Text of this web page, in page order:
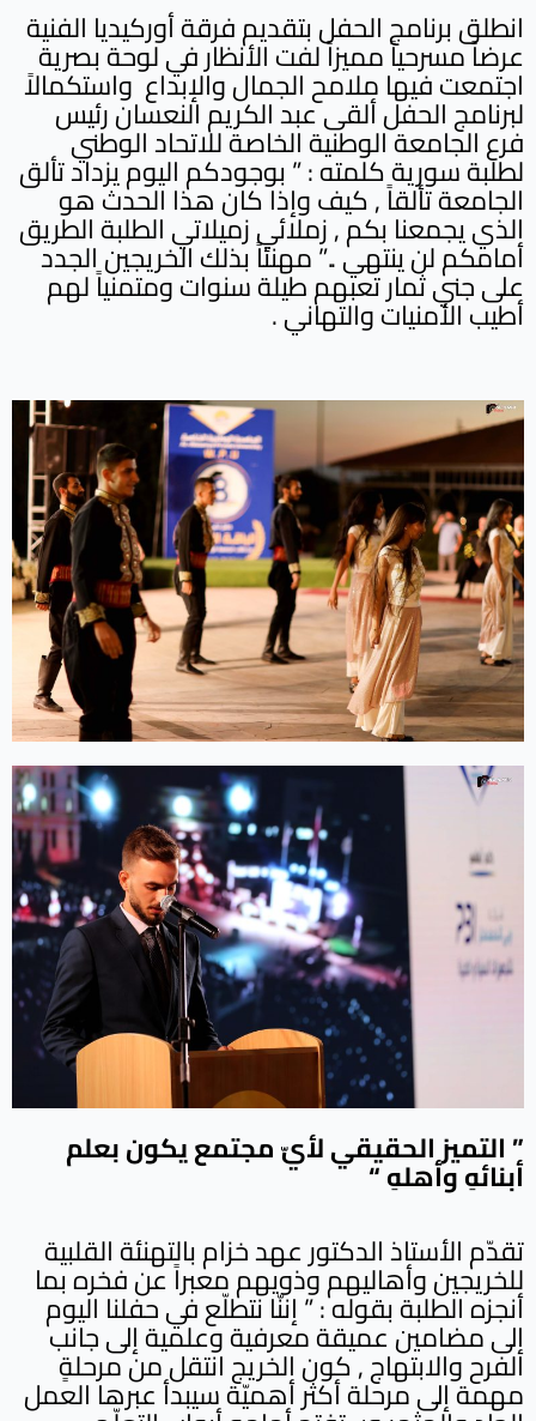
انطلق برنامج الحفل بتقديم فرقة أوركيديا الفنية
عرضاً مسرحياً مميزاً لفت الأنظار في لوحة بصرية
اجتمعت فيها ملامح الجمال والإبداع واستكمالاً
لبرنامج الحفل ألقى عبد الكريم النعسان رئيس
فرع الجامعة الوطنية الخاصة للاتحاد الوطني
لطلبة سورية كلمته : ” بوجودكم اليوم يزداد تألق
الجامعة تألقاً , كيف وإذا كان هذا الحدث هو
الذي يجمعنا بكم , زملائي زميلاتي الطلبة الطريق
أمامكم لن ينتهي ..” مهنئاً بذلك الخريجين الجدد
على جني ثمار تعبهم طيلة سنوات ومتمنياً لهم
أطيب الأمنيات والتهاني .
” التميز الحقيقي لأيّ مجتمع يكون بعلم
أبنائهِ وأهلهِ “
تقدّم الأستاذ الدكتور عهد خزام بالتهنئة القلبية
للخريجين وأهاليهم وذويهم معبراً عن فخره بما
أنجزه الطلبة بقوله : ” إننّا نتطلّع في حفلنا اليوم
إلى مضامين عميقة معرفية وعلمية إلى جانب
الفرح والابتهاج , كون الخريج انتقل من مرحلةٍ
مهمة إلى مرحلة أكثر أهميّة سيبدأ عبرها العمل